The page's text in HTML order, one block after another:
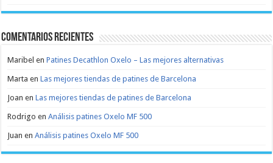
Comentarios recientes
Maribel enPatines Decathlon Oxelo – Las mejores alternativas
Marta enLas mejores tiendas de patines de Barcelona
Joan enLas mejores tiendas de patines de Barcelona
Rodrigo enAnálisis patines Oxelo MF 500
Juan enAnálisis patines Oxelo MF 500